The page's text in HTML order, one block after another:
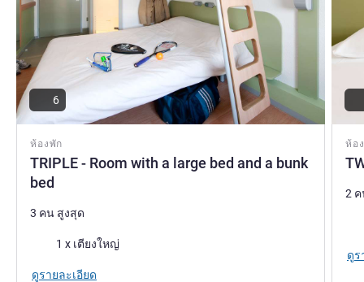
ห้องพัก
TRIPLE - Room with a large bed and a bunk
bed
6
3 คน สูงสุด
เครื่องนอน
1 x เตียงใหญ่
ดูรายละเอียด
ห้อ
2
ดูร